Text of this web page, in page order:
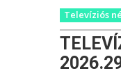
Televíziós